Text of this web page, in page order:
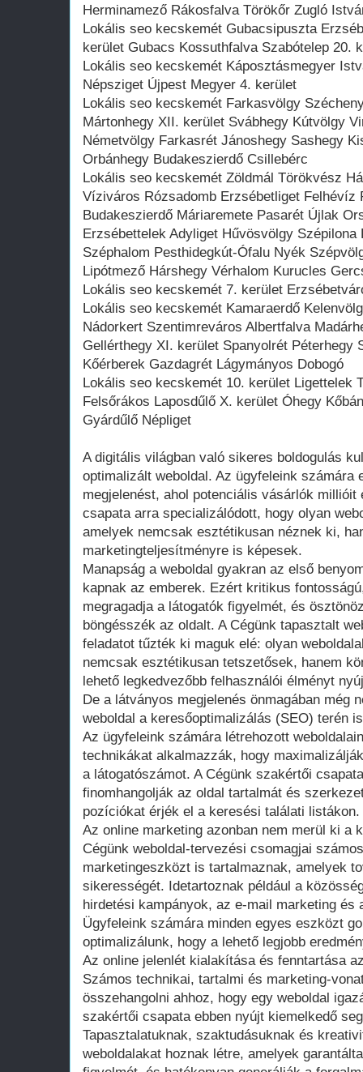
Herminamező Rákosfalva Törökőr Zugló
Lokális seo kecskemét Gubacsipuszta
kerület Gubacs Kossuthfalva Szabótelep 20.
Lokális seo kecskemét Káposztásmegyer
Népsziget Újpest Megyer 4. kerület
Lokális seo kecskemét Farkasvölgy
Mártonhegy XII. kerület Svábhegy Kútvölgy
Németvölgy Farkasrét Jánoshegy Sashegy
Orbánhegy Budakeszierdő Csillebérc
Lokális seo kecskemét Zöldmál Törökvész
Víziváros Rózsadomb Erzsébetliget Felhévíz
Budakeszierdő Máriaremete Pasarét Újlak
Erzsébettelek Adyliget Hűvösvölgy Szépilona
Széphalom Pesthidegkút-Ófalu Nyék
Lipótmező Hárshegy Vérhalom Kurucles
Lokális seo kecskemét 7. kerület
Lokális seo kecskemét Kamaraerdő
Nádorkert Szentimreváros Albertfalva
Gellérthegy XI. kerület Spanyolrét Péterhegy
Kőérberek Gazdagrét Lágymányos Dobogó
Lokális seo kecskemét 10. kerület Ligettelek
Felsőrákos Laposdűlő X. kerület Óhegy
Gyárdűlő Népliget
A digitális világban való sikeres boldogulás
optimalizált weboldal. Az ügyfeleink számára
megjelenést, ahol potenciális vásárlók
csapata arra specializálódott, hogy olyan
amelyek nemcsak esztétikusan néznek ki,
marketingteljesítményre is képesek.
Manapság a weboldal gyakran az első
kapnak az emberek. Ezért kritikus
megragadja a látogatók figyelmét, és
böngésszék az oldalt. A Cégünk tapasztalt
feladatot tűzték ki maguk elé: olyan
nemcsak esztétikusan tetszetősek, hanem
lehető legkedvezőbb felhasználói élményt
De a látványos megjelenés önmagában még
weboldal a keresőoptimalizálás (SEO) terén
Az ügyfeleink számára létrehozott
technikákat alkalmazzák, hogy
a látogatószámot. A Cégünk szakértői
finomhangolják az oldal tartalmát és
pozíciókat érjék el a keresési találati listákon.
Az online marketing azonban nem merül ki a
Cégünk weboldal-tervezési csomagjai
marketingeszközt is tartalmaznak, amelyek
sikerességét. Idetartoznak például a
hirdetési kampányok, az e-mail marketing és
Ügyfeleink számára minden egyes eszközt
optimalizálunk, hogy a lehető legjobb
Az online jelenlét kialakítása és fenntartása
Számos technikai, tartalmi és marketing-
összehangolni ahhoz, hogy egy weboldal
szakértői csapata ebben nyújt kiemelkedő
Tapasztalatuknak, szaktudásuknak és
weboldalakat hoznak létre, amelyek